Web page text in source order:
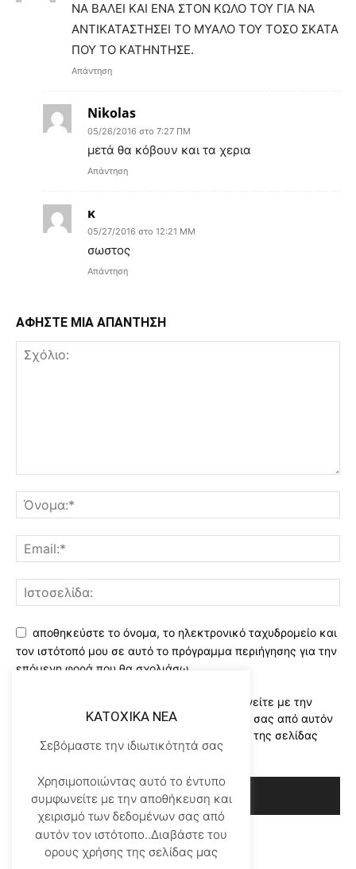
NA BAΛΕΙ ΚΑΙ ΕΝΑ ΣΤΟΝ ΚΩΛΟ ΤΟΥ ΓΙΑ ΝΑ
ΑΝΤΙΚΑΤΑΣΤΗΣΕΙ ΤΟ ΜΥΑΛΟ ΤΟΥ ΤΟΣΟ ΣΚΑΤΑ
ΠΟΥ ΤΟ ΚΑΤΗΝΤΗΣΕ.
Απάντηση
Nikolas
05/26/2016 στο 7:27 ΠΜ
μετά θα κόβουν και τα χερια
Απάντηση
κ
05/27/2016 στο 12:21 ΜΜ
σωστος
Απάντηση
ΑΦΗΣΤΕ ΜΙΑ ΑΠΑΝΤΗΣΗ
αποθηκεύστε το όνομα, το ηλεκτρονικό ταχυδρομείο και
τον ιστότοπό μου σε αυτό το πρόγραμμα περιήγησης για την
επόμενη φορά που θα σχολιάσω.
Χρησιμοποιώντας αυτό το έντυπο συμφωνείτε με την
αποθήκευση και χειρισμό των δεδομένων σας από αυτόν
τον ιστότοπο..Διαβάστε του ορους χρήσης της σελίδας
μας*
KATOXIKA NEA
Σεβόμαστε την ιδιωτικότητά σας
Χρησιμοποιώντας αυτό το έντυπο
συμφωνείτε με την αποθήκευση και
χειρισμό των δεδομένων σας από
αυτόν τον ιστότοπο..Διαβάστε του
ορους χρήσης της σελίδας μας